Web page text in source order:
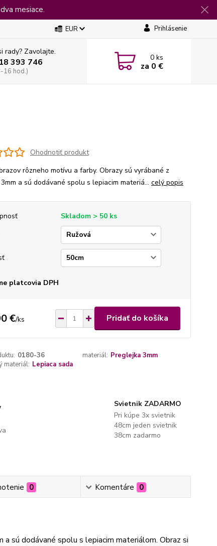
mesiace.
EUR Prihlásenie
rady? Zavolajte.
393 746
16 hod.)
0ks
za 0 €
Ohodnotiť produkt
rôzneho motívu a farby. Obrazy sú vyrábané z
a sú dodávané spolu s lepiacim materiá... celý popis
Skladom > 50 ks
platcovia DPH
€/ks Pridať do košíka
0180-36 materiál: Preglejka 3mm
materiál: Lepiaca sada
Svietnik ZADARMO
Pri kúpe 3x svietnik
48cm jeden svietnik
38cm zadarmo
0 Komentáre 0
sú dodávané spolu s lepiacim materiálom. Obraz si